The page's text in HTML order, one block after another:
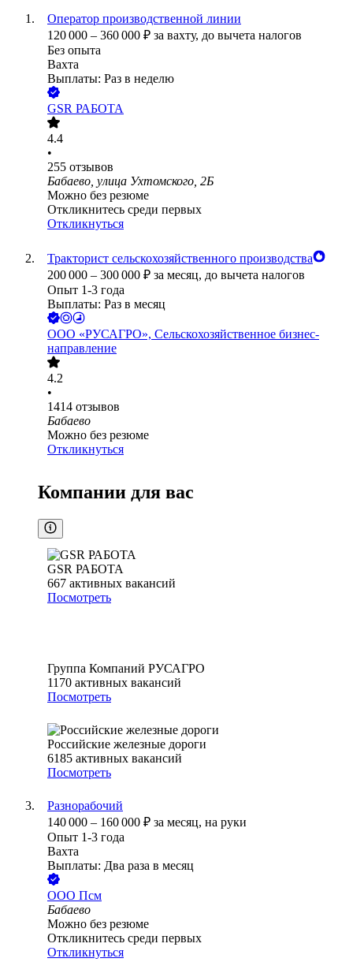
Оператор производственной линии
120 000 – 360 000 ₽ за вахту, до вычета налогов
Без опыта
Вахта
Выплаты: Раз в неделю
GSR РАБОТА
4.4
•
255 отзывов
Бабаево, улица Ухтомского, 2Б
Можно без резюме
Откликнитесь среди первых
Откликнуться
Тракторист сельскохозяйственного производства
200 000 – 300 000 ₽ за месяц, до вычета налогов
Опыт 1-3 года
Выплаты: Раз в месяц
ООО «РУСАГРО», Сельскохозяйственное бизнес-
направление
4.2
•
1414 отзывов
Бабаево
Можно без резюме
Откликнуться
Компании для вас
GSR РАБОТА
667 активных вакансий
Посмотреть
Группа Компаний РУСАГРО
1170 активных вакансий
Посмотреть
Российские железные дороги
6185 активных вакансий
Посмотреть
Разнорабочий
140 000 – 160 000 ₽ за месяц, на руки
Опыт 1-3 года
Вахта
Выплаты: Два раза в месяц
ООО Псм
Бабаево
Можно без резюме
Откликнитесь среди первых
Откликнуться